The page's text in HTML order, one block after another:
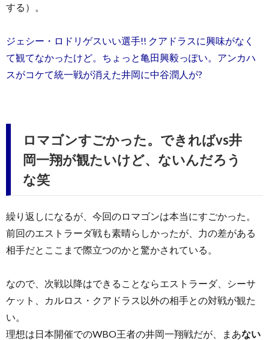
する）。
ジェシー・ロドリゲスいい選手!! クアドラスに興味がなく
て観てなかったけど。ちょっと亀田興毅っぽい。アンカハ
スがコケて統一戦が消えた井岡に中谷潤人が?
ロマゴンすごかった。できればvs井
岡一翔が観たいけど、ないんだろう
な笑
繰り返しになるが、今回のロマゴンは本当にすごかった。
前回のエストラーダ戦も素晴らしかったが、力の差がある
相手だとここまで際立つのかと驚かされている。
なので、次戦以降はできることならエストラーダ、シーサ
ケット、カルロス・クアドラス以外の相手との対戦が観た
い。
理想は日本開催でのWBO王者の井岡一翔戦だが、まあない